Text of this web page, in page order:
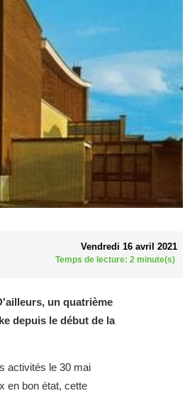
Vendredi 16 avril 2021
Temps de lecture: 2 minute(s)
un quatrième
depuis le début de la
activités le 30 mai
en bon état, cette